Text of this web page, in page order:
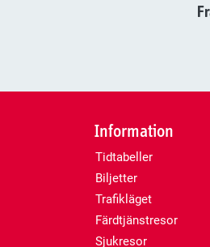
Information
Tidtabeller
Biljetter
Trafikläget
Färdtjänstresor
Sjukresor